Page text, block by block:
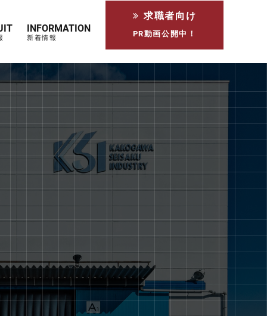
新着情報
INFORMATION
求職者向け
PR動画公開中！